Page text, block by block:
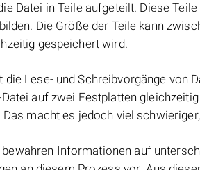
Datei in Teile aufgeteilt. Diese
Die Größe der Teile kann
gespeichert wird.
Lese- und Schreibvorgänge von
auf zwei Festplatten
macht es jedoch viel
Informationen auf